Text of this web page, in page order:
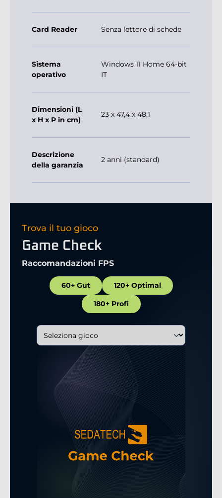
Card Reader Senza lettore di schede
Sistema
operativo
Windows 11 Home 64-bit
IT
Dimensioni (L
x H x P in cm)
23 x 47,4 x 48,1
Descrizione
della garanzia
2 anni (standard)
Trova il tuo gioco
Game Check
Raccomandazioni FPS
60+ Gut 120+ Optimal
180+ Profi